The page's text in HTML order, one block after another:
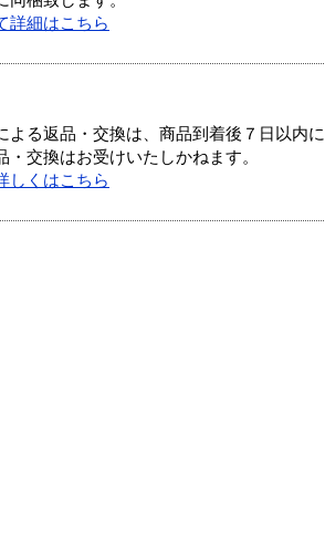
詳細はこちら
よる返品・交換は、商品到着後７日以内
・交換はお受けいたしかねます。
しくはこちら